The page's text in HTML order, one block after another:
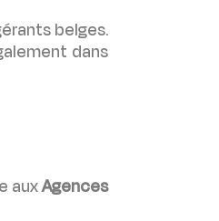
belges.
dans
auxAgences